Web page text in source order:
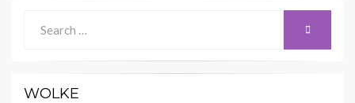
for:
SEARCH
WOLKE